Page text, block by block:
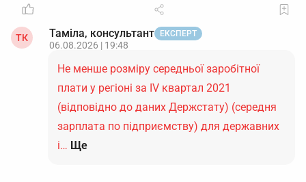
ТК Таміла, консультант ЕКСПЕРТ
06.08.2026 | 19:48
Не менше розміру середньої заробітної
плати у регіоні за IV квартал 2021
(відповідно до даних Держстату) (середня
зарплата по підприємству) для державних
і… Ще